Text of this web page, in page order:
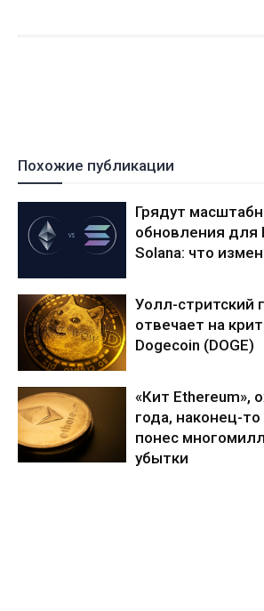
Похожие публикации
Грядут
обновления для
Solana: что
Уолл-стритский
отвечает на
Dogecoin (DOGE)
«Кит Ethereum»,
года, наконец-
понес
убытки